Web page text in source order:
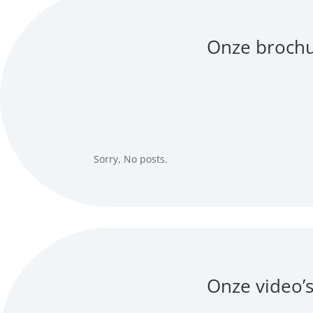
Onze
Sorry, No posts.
Onze video’s